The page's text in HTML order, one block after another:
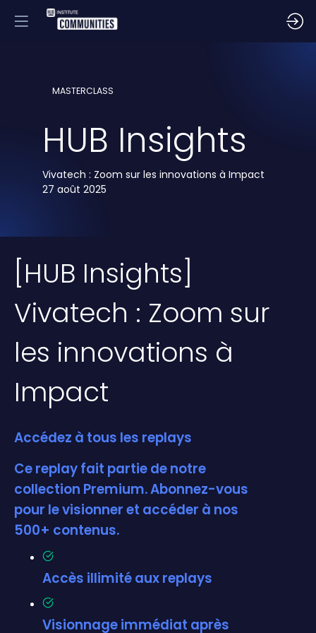
MASTERCLASS
HUB Insights
Vivatech : Zoom sur les innovations à Impact
27 août 2025
[HUB Insights]
Vivatech : Zoom sur
les innovations à
Impact
Accédez à tous les replays
Ce replay fait partie de notre
collection Premium. Abonnez-vous
pour le visionner et accéder à nos
500+ contenus.
Accès illimité aux replays
Visionnage immédiat après